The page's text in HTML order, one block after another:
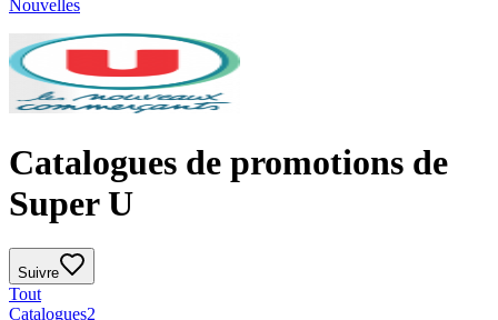
Nouvelles
Catalogues de promotions de
Super U
Suivre
Tout
Catalogues2